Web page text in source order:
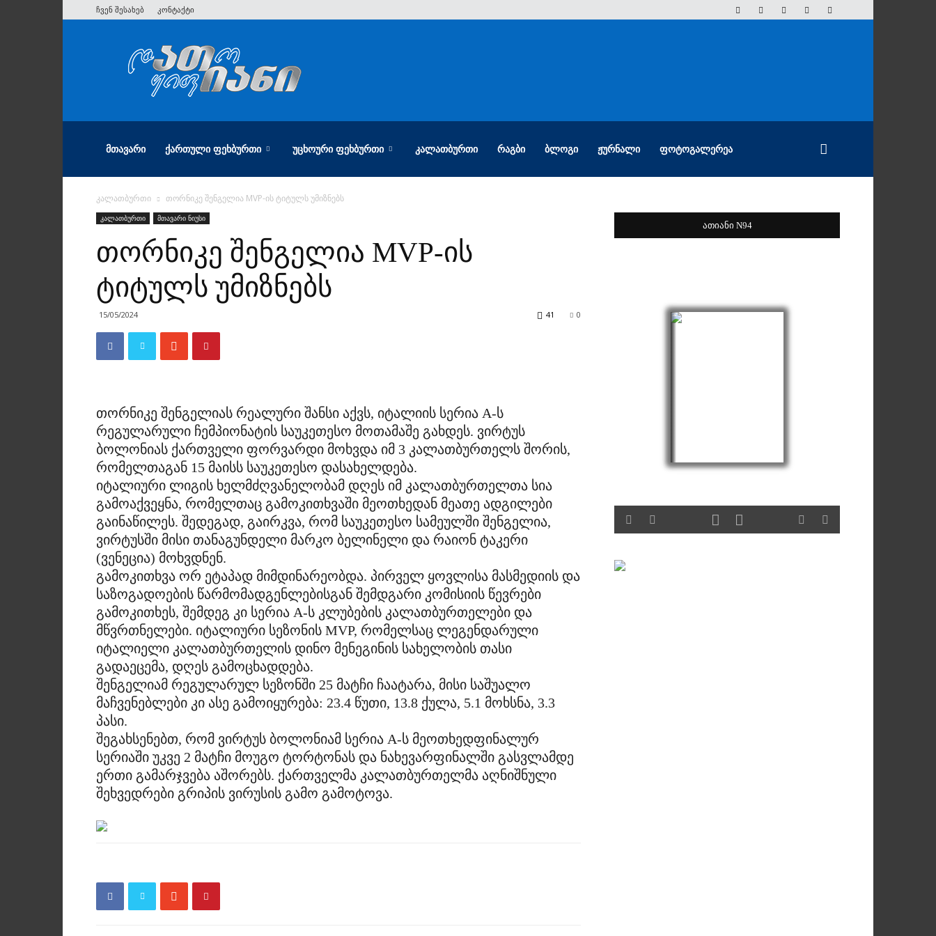
ჩვენ შესახებ კონტაქტი
ათიანი
ᲛᲗᲐᲕᲐᲠᲘ ᲥᲐᲠᲗᲣᲚᲘ ᲤᲔᲮᲑᲣᲠᲗᲘ ᲣᲪᲮᲝᲣᲠᲘ ᲤᲔᲮᲑᲣᲠᲗᲘ ᲙᲐᲚᲐᲗᲑᲣᲠᲗᲘ ᲠᲐᲒᲑᲘ ᲑᲚᲝᲒᲘ ᲟᲣᲠᲜᲐᲚᲘ ᲤᲝᲢᲝᲒᲐᲚᲔᲠᲔᲐ
კალათბურთი თორნიკე შენგელია MVP-ის ტიტულს უმიზნებს
კალათბურთი მთავარი ნიუსი
თორნიკე შენგელია MVP-ის
ტიტულს უმიზნებს
15/05/2024 0
41
თორნიკე შენგელიას რეალური შანსი აქვს, იტალიის სერია A-ს
რეგულარული ჩემპიონატის საუკეთესო მოთამაშე გახდეს. ვირტუს
ბოლონიას ქართველი ფორვარდი მოხვდა იმ 3 კალათბურთელს შორის,
რომელთაგან 15 მაისს საუკეთესო დასახელდება.
იტალიური ლიგის ხელმძღვანელობამ დღეს იმ კალათბურთელთა სია
გამოაქვეყნა, რომელთაც გამოკითხვაში მეოთხედან მეათე ადგილები
გაინაწილეს. შედეგად, გაირკვა, რომ საუკეთესო სამეულში შენგელია,
ვირტუსში მისი თანაგუნდელი მარკო ბელინელი და რაიონ ტაკერი
(ვენეცია) მოხვდნენ.
გამოკითხვა ორ ეტაპად მიმდინარეობდა. პირველ ყოვლისა მასმედიის და
საზოგადოების წარმომადგენლებისგან შემდგარი კომისიის წევრები
გამოკითხეს, შემდეგ კი სერია A-ს კლუბების კალათბურთელები და
მწვრთნელები. იტალიური სეზონის MVP, რომელსაც ლეგენდარული
იტალიელი კალათბურთელის დინო მენეგინის სახელობის თასი
გადაეცემა, დღეს გამოცხადდება.
შენგელიამ რეგულარულ სეზონში 25 მატჩი ჩაატარა, მისი საშუალო
მაჩვენებლები კი ასე გამოიყურება: 23.4 წუთი, 13.8 ქულა, 5.1 მოხსნა, 3.3
პასი.
შეგახსენებთ, რომ ვირტუს ბოლონიამ სერია A-ს მეოთხედფინალურ
სერიაში უკვე 2 მატჩი მოუგო ტორტონას და ნახევარფინალში გასვლამდე
ერთი გამარჯვება აშორებს. ქართველმა კალათბურთელმა აღნიშნული
შეხვედრები გრიპის ვირუსის გამო გამოტოვა.
ათიანი N94